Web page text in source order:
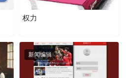
权力
新闻编辑